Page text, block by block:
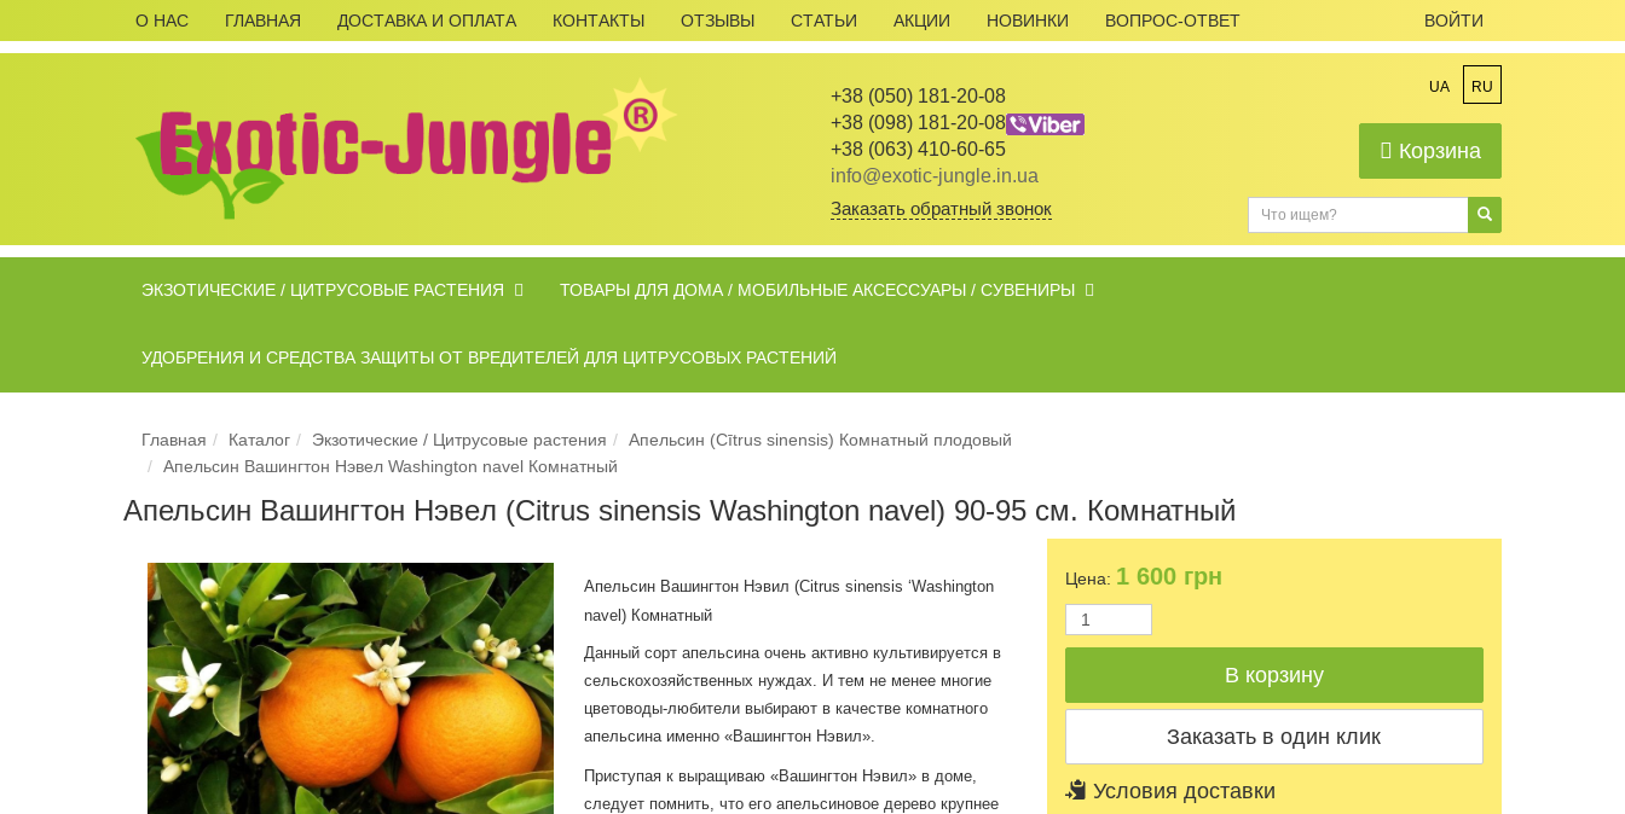
О НАС ГЛАВНАЯ ДОСТАВКА И ОПЛАТА КОНТАКТЫ ОТЗЫВЫ СТАТЬИ АКЦИИ НОВИНКИ ВОПРОС-ОТВЕТ ВОЙТИ
+38 (050) 181-20-08
+38 (098) 181-20-08
+38 (063) 410-60-65
info@exotic-jungle.in.ua
Заказать обратный звонок
UA RU
Корзина
ЭКЗОТИЧЕСКИЕ / ЦИТРУСОВЫЕ РАСТЕНИЯ ТОВАРЫ ДЛЯ ДОМА / МОБИЛЬНЫЕ АКСЕССУАРЫ / СУВЕНИРЫ
УДОБРЕНИЯ И СРЕДСТВА ЗАЩИТЫ ОТ ВРЕДИТЕЛЕЙ ДЛЯ ЦИТРУСОВЫХ РАСТЕНИЙ
Главная Каталог Экзотические / Цитрусовые растения
Апельсин (Cītrus sinensis) Комнатный плодовый
Апельсин Вашингтон Нэвел Washington navel Комнатный
Апельсин Вашингтон Нэвeл (Citrus sinensis Washington navel) 90-95 см. Комнатный
Апельсин Вашингтон Нэвил (Citrus sinensis ‘Washington
navel) Комнатный
Данный сорт апельсина очень активно культивируется в
сельскохозяйственных нуждах. И тем не менее многие
цветоводы-любители выбирают в качестве комнатного
апельсина именно «Вашингтон Нэвил».
Приступая к выращиваю «Вашингтон Нэвил» в доме,
следует помнить, что его апельсиновое дерево крупнее
Цена: 1 600грн
Условия доставки